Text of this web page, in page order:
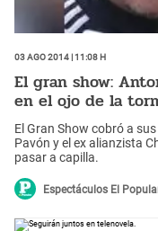
03 Ago 2014 | 11:08 h
El gran show:
en el ojo de la
El Gran Show cobró a
Pavón y el ex alianzista
pasar a capilla.
Espectáculos El